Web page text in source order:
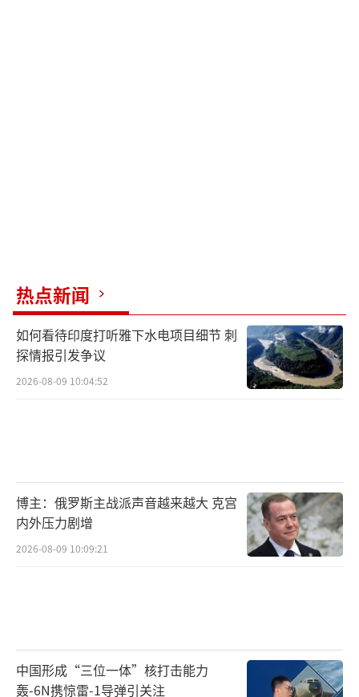
热点新闻
如何看待印度打听雅下水电项目细节 刺
探情报引发争议
2026-08-09 10:04:52
博主：俄罗斯主战派声音越来越大 克宫
内外压力剧增
2026-08-09 10:09:21
中国形成“三位一体”核打击能力
轰-6N携惊雷-1导弹引关注